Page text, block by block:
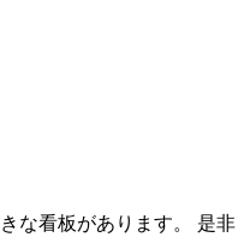
な看板があります。 是非